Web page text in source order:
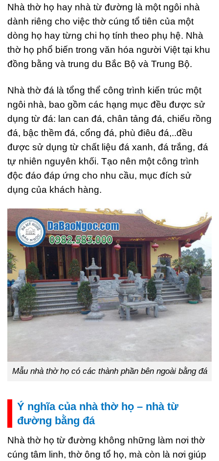
Nhà thờ họ hay nhà từ đường là một ngôi nhà
dành riêng cho việc thờ cúng tổ tiên của một
dòng họ hay từng chi họ tính theo phụ hệ. Nhà
thờ họ phổ biến trong văn hóa người Việt tại khu
đồng bằng và trung du Bắc Bộ và Trung Bộ.
Nhà thờ đá là tổng thể công trình kiến trúc một
ngôi nhà, bao gồm các hạng mục đều được sử
dụng từ đá: lan can đá, chân tảng đá, chiếu rồng
đá, bậc thềm đá, cổng đá, phù điêu đá,..đều
được sử dụng từ chất liệu đá xanh, đá trắng, đá
tự nhiên nguyên khối. Tạo nên một công trình
độc đáo đáp ứng cho nhu cầu, mục đích sử
dụng của khách hàng.
Mẫu nhà thờ họ có các thành phần bên ngoài bằng đá
Ý nghĩa của nhà thờ họ – nhà từ
đường bằng đá
Nhà thờ họ từ đường không những làm nơi thờ
cúng tâm linh, thờ ông tổ họ, mà còn là nơi giúp